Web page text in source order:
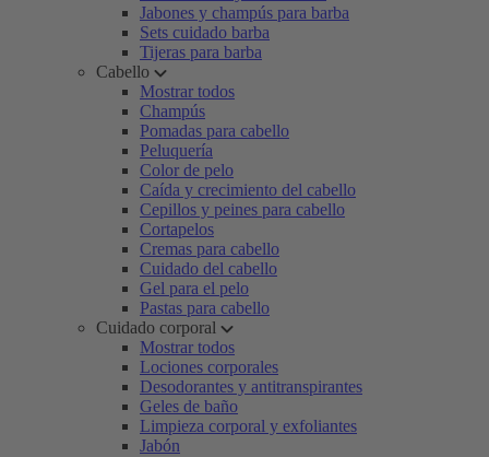
Jabones y champús para barba
Sets cuidado barba
Tijeras para barba
Cabello
Mostrar todos
Champús
Pomadas para cabello
Peluquería
Color de pelo
Caída y crecimiento del cabello
Cepillos y peines para cabello
Cortapelos
Cremas para cabello
Cuidado del cabello
Gel para el pelo
Pastas para cabello
Cuidado corporal
Mostrar todos
Lociones corporales
Desodorantes y antitranspirantes
Geles de baño
Limpieza corporal y exfoliantes
Jabón